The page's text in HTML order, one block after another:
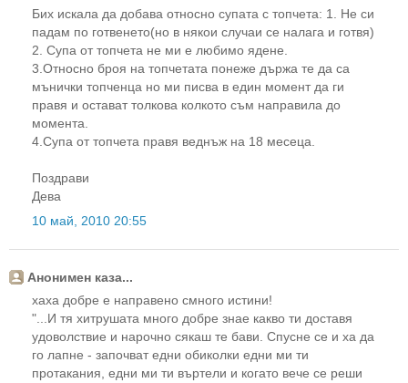
Бих искала да добава относно супата с топчета: 1. Не си
падам по готвенето(но в някои случаи се налага и готвя)
2. Супа от топчета не ми е любимо ядене.
3.Относно броя на топчетата понеже държа те да са
мънички топченца но ми писва в един момент да ги
правя и остават толкова колкото съм направила до
момента.
4.Супа от топчета правя веднъж на 18 месеца.
Поздрави
Дева
10 май, 2010 20:55
Анонимен каза...
хаха добре е направено смного истини!
"...И тя хитрушата много добре знае какво ти доставя
удоволствие и нарочно сякаш те бави. Спусне се и ха да
го лапне - започват едни обиколки едни ми ти
протакания, едни ми ти въртели и когато вече се реши